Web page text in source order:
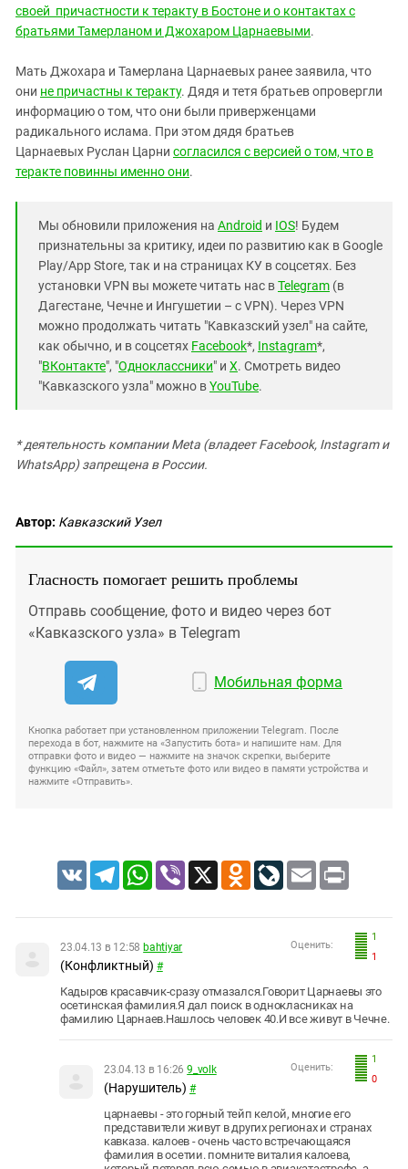
своей причастности к теракту в Бостоне и о контактах с
братьями Тамерланом и Джохаром Царнаевыми.
Мать Джохара и Тамерлана Царнаевых ранее заявила, что
они не причастны к теракту. Дядя и тетя братьев опровергли
информацию о том, что они были приверженцами
радикального ислама. При этом дядя братьев
Царнаевых Руслан Царни согласился с версией о том, что в
теракте повинны именно они.
Мы обновили приложения на Android и IOS! Будем
признательны за критику, идеи по развитию как в Google
Play/App Store, так и на страницах КУ в соцсетях. Без
установки VPN вы можете читать нас вTelegram (в
Дагестане, Чечне и Ингушетии – с VPN). Через VPN
можно продолжать читать "Кавказский узел" на сайте,
как обычно, и в соцсетях Facebook*, Instagram*,
"ВКонтакте", "Одноклассники" и X. Смотреть видео
"Кавказского узла" можно вYouTube.
* деятельность компании Meta (владеет Facebook, Instagram и
WhatsApp) запрещена в России.
Автор: Кавказский Узел
Гласность помогает решить проблемы
Отправь сообщение, фото и видео через бот
«Кавказского узла» в Telegram
Мобильная форма
Кнопка работает при установленном приложении Telegram. После
перехода в бот, нажмите на «Запустить бота» и напишите нам. Для
отправки фото и видео — нажмите на значок скрепки, выберите
функцию «Файл», затем отметьте фото или видео в памяти устройства и
нажмите «Отправить».
VK TelegramWhatsApp
Viber X Odnoklassniki
LiveJournal
Email Print
1
1
Оценить:
23.04.13 в 12:58 bahtiyar
(Конфликтный) #
Кадыров красавчик-сразу отмазался.Говорит Царнаевы это
осетинская фамилия.Я дал поиск в однокласниках на
фамилию Царнаев.Нашлось человек 40.И все живут в Чечне.
1
0
Оценить:
23.04.13 в 16:26 9_volk
(Нарушитель) #
царнаевы - это горный тейп келой, многие его
представители живут в других регионах и странах
кавказа. калоев - очень часто встречающаяся
фамилия в осетии. помните виталия калоева,